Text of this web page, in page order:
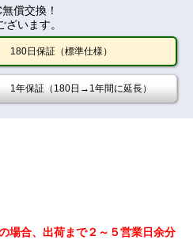
償交換！
います。
180日保証（標準仕様）
1年保証（180日→1年間に延長）
場合、出荷まで２～５営業日余分